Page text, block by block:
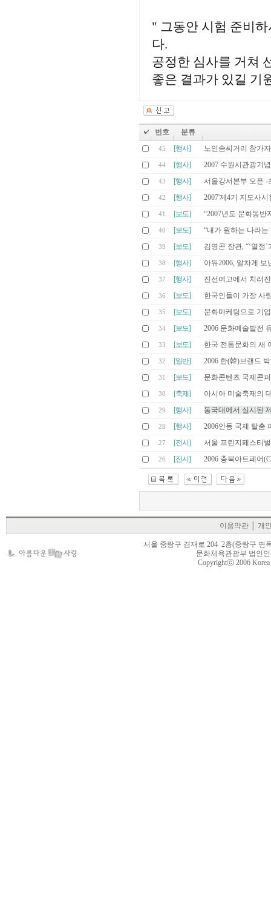
" 그동안 시험 준비
다.
공정한 심사를 거쳐
좋은 결과가 있길 기
번호 분류
45 [행사] 노인솜씨거리 참가
44 [행사] 2007 수원시관광기
43 [행사] 서울강서본부 오픈 -
42 [행사] 2007'제4기 지도사
41 [보도] “2007년도 문화동반
40 [보도] “내가 원하는 나라는
39 [보도] 김명곤 장관, “‘열정
38 [행사] 아듀2006, 알차게 보
37 [행사] 진선여고에서 치러
36 [보도] 한국인들이 가장 사
35 [보도] 문화마케팅으로 기
34 [보도] 2006 문화예술발전
33 [보도] 한국 전통문화의 새
32 [일반] 2006 한(韓)브랜드
31 [보도] 문화콘텐츠 국제콘
30 [축제] 아시아 미술축제의
29 [행사] 동국대에서 실시된
28 [행사] 2006안동 국제 탈춤
27 [전시] 서울 프린지페스티
26 [전시] 2006 충북아트페어
이용약관 │개
서울 중랑구 겸재로 204 2층(중랑구 면
문화체육관광부 법인
Copyrightⓒ 2006 Korea